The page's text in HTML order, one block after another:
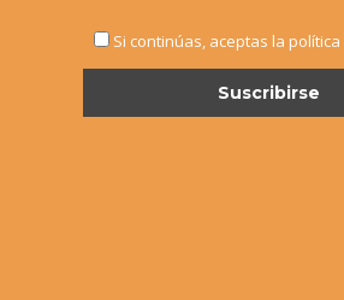
ESTADÍSTICA 2014
inscripciones en los
Si continúas, aceptas la